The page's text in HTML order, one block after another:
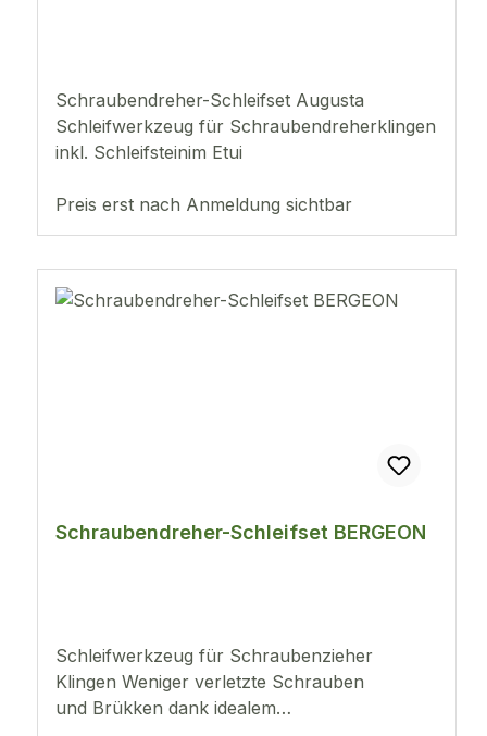
Schraubendreher-Schleifset Augusta
Schleifwerkzeug für Schraubendreherklingen
inkl. Schleifsteinim Etui
Preis erst nach Anmeldung sichtbar
Schraubendreher-Schleifset BERGEON
Schleifwerkzeug für Schraubenzieher
Klingen Weniger verletzte Schrauben
und Brükken dank idealem